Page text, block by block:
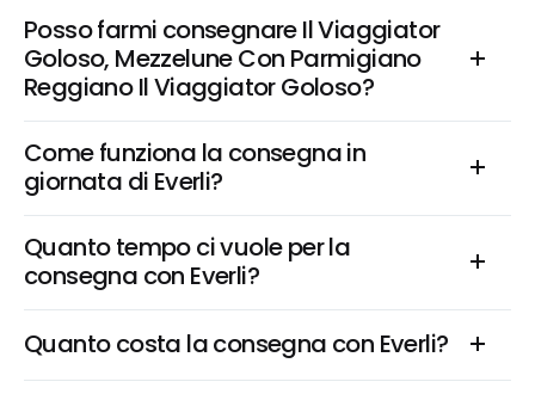
Posso farmi consegnare Il Viaggiator
Goloso, Mezzelune Con Parmigiano
Reggiano Il Viaggiator Goloso?
Come funziona la consegna in
giornata di Everli?
Quanto tempo ci vuole per la
consegna con Everli?
Quanto costa la consegna con Everli?